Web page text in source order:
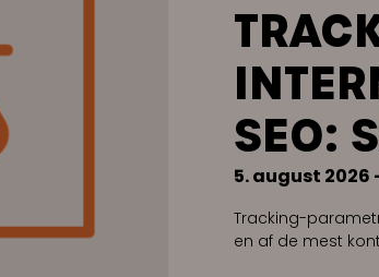
SEO:
5. august 2026
Tracking-
en af de mest